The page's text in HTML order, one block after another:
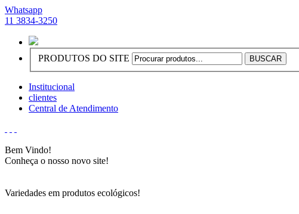
Whatsapp
11 3834-3250
PRODUTOS DO SITE
Institucional
clientes
Central de Atendimento
Bem Vindo!
Conheça o nosso novo site!
Variedades em produtos ecológicos!